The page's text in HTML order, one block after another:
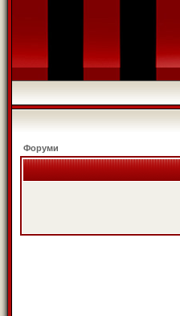
Форуми